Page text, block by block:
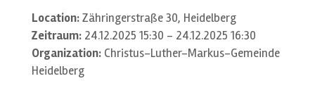
Location:Zähringerstraße 30, Heidelberg
Zeitraum:24.12.2025 15:30 - 24.12.2025 16:30
Organization:Christus-Luther-Markus-Gemeinde
Heidelberg